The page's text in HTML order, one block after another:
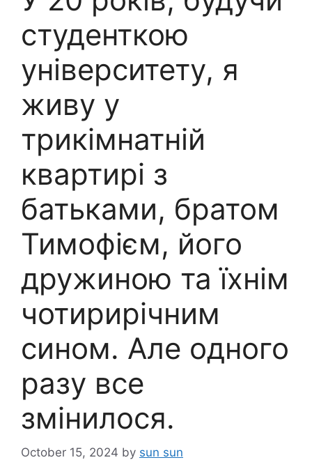
студенткою
університету, я
живу у
трикімнатній
квартирі з
батьками, братом
Тимофієм, його
дружиною та їхнім
чотирирічним
сином. Але одного
разу все
змінилося.
October 15, 2024 by sun sun